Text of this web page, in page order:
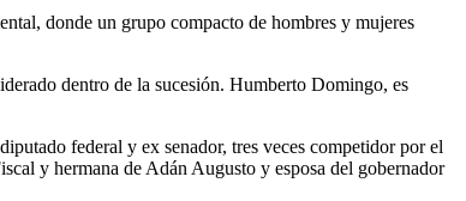
donde un grupo compacto de hombres y mujeres
dentro de la sucesión. Humberto Domingo, es
federal y ex senador, tres veces competidor por el
y hermana de Adán Augusto y esposa del gobernador